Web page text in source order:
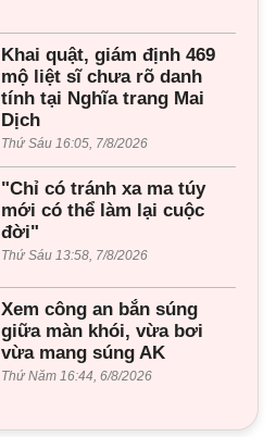
Khai quật, giám định 469
mộ liệt sĩ chưa rõ danh
tính tại Nghĩa trang Mai
Dịch
Thứ Sáu 16:05, 7/8/2026
"Chỉ có tránh xa ma túy
mới có thể làm lại cuộc
đời"
Thứ Sáu 13:58, 7/8/2026
Xem công an bắn súng
giữa màn khói, vừa bơi
vừa mang súng AK
Thứ Năm 16:44, 6/8/2026